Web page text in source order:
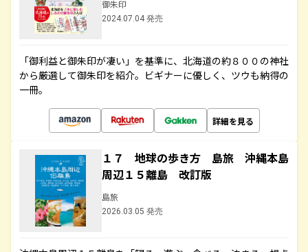
御朱印
2024.07.04 発売
「御利益と御朱印が凄い」を基準に、北海道の約８００の神社
から厳選して御朱印を紹介。ビギナーに優しく、ツウも納得の
一冊。
詳細を見る
１７ 地球の歩き方 島旅 沖縄本島
周辺１５離島 改訂版
島旅
2026.03.05 発売